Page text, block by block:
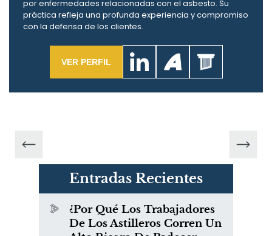
por enfermedades relacionadas con el asbesto. Su
práctica refleja una profunda experiencia y compromiso
con la defensa de los clientes.
VER PERFIL
Entradas Recientes
¿Por Qué Los Trabajadores
De Los Astilleros Corren Un